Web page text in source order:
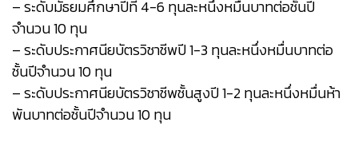
– ระดับมัธยมศึกษาปีที่ 4-6 ทุนละหนึ่งหมื่นบาทต่อชั้นปี
จำนวน 10 ทุน
– ระดับประกาศนียบัตรวิชาชีพปี 1-3 ทุนละหนึ่งหมื่นบาทต่อ
ชั้นปีจำนวน 10 ทุน
– ระดับประกาศนียบัตรวิชาชีพชั้นสูงปี 1-2 ทุนละหนึ่งหมื่นห้า
พันบาทต่อชั้นปีจำนวน 10 ทุน